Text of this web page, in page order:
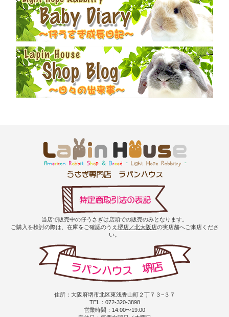
当店で販売中の仔うさぎは店頭での販売のみとなります。
ご購入を検討の際は、在庫をご確認のうえ 堺店／北大阪店の実店舗へご来店くださ
い。
住所：大阪府堺市北区東浅香山町２丁７３−３７
TEL：072-320-3898
営業時間：14:00〜19:00